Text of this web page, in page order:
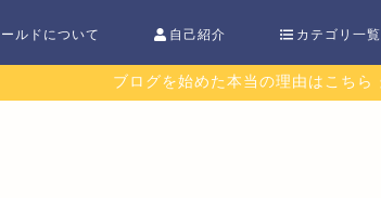
ルドについて 自己紹介 カテゴリ一覧
ブログを始めた本当の理由はこちら